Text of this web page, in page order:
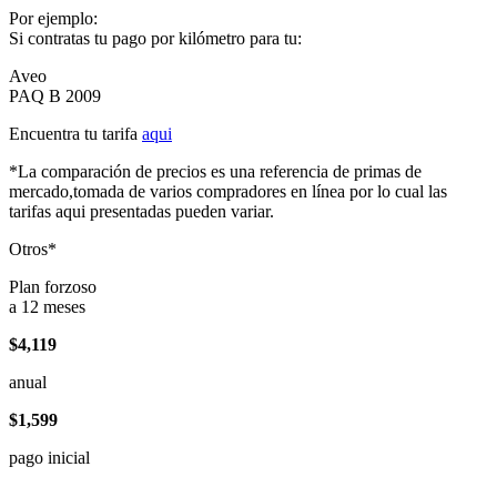
Por ejemplo:
Si contratas tu pago por kilómetro para tu:
Aveo
PAQ B 2009
Encuentra tu tarifa aqui
*La comparación de precios es una referencia de primas de
mercado,tomada de varios compradores en línea por lo cual las
tarifas aqui presentadas pueden variar.
Otros*
Plan forzoso
a 12 meses
$4,119
anual
$1,599
pago inicial